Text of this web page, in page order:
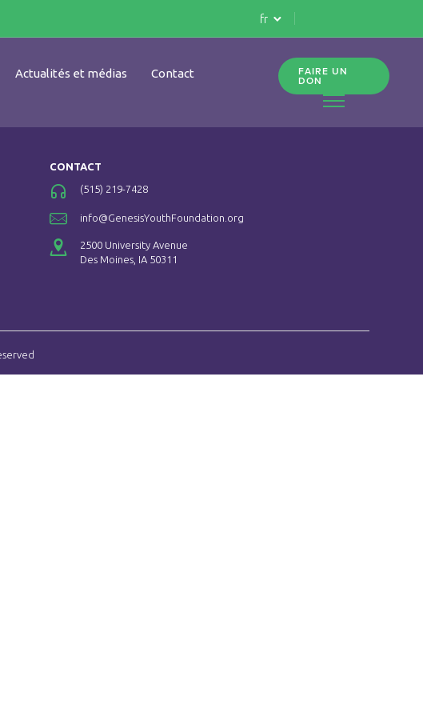
fr
Actualités et médias
Contact
FAIRE UN
DON
CONTACT
(515) 219-7428
info@GenesisYouthFoundation.org
2500 University Avenue
Des Moines, IA 50311